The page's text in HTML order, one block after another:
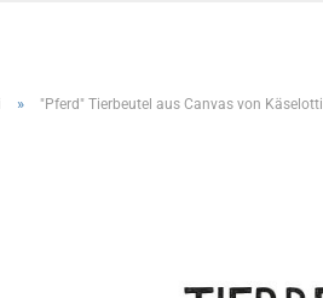
» "Pferd" Tierbeutel aus Canvas von Käselotti